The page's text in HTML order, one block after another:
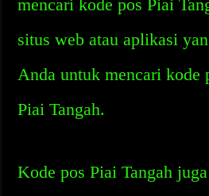
mencari kode pos Piai
situs web atau aplikasi
Anda untuk mencari kode
Piai Tangah.
Kode pos Piai Tangah